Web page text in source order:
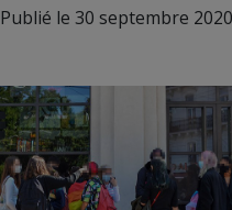
Publié le 30 septembre